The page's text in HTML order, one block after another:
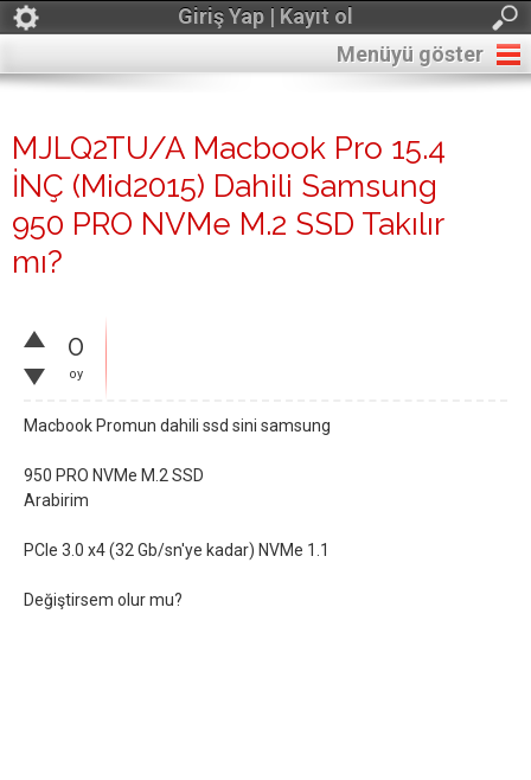
Giriş Yap | Kayıt ol
Menüyü göster
MJLQ2TU/A Macbook Pro 15.4
İNÇ (Mid2015) Dahili Samsung
950 PRO NVMe M.2 SSD Takılır
mı?
0
oy
Macbook Promun dahili ssd sini samsung
950 PRO NVMe M.2 SSD
Arabirim
PCIe 3.0 x4 (32 Gb/sn'ye kadar) NVMe 1.1
Değiştirsem olur mu?